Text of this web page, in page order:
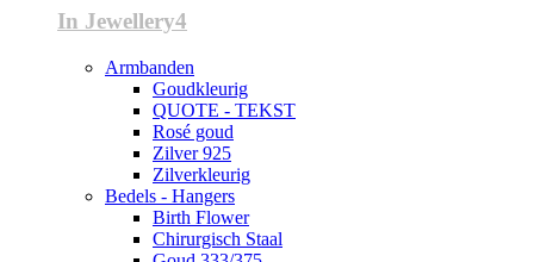
In Jewellery4
Armbanden
Goudkleurig
QUOTE - TEKST
Rosé goud
Zilver 925
Zilverkleurig
Bedels - Hangers
Birth Flower
Chirurgisch Staal